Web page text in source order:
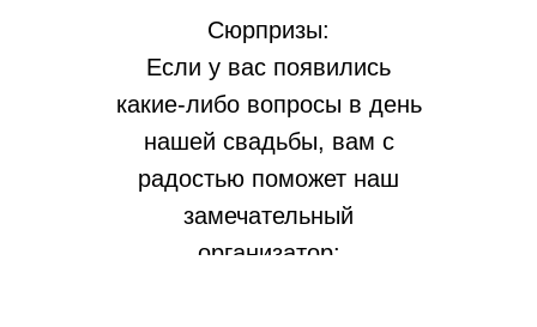
Сюрпризы:
Если у вас появились
какие-либо вопросы в день
нашей свадьбы, вам с
радостью поможет наш
замечательный
организатор: